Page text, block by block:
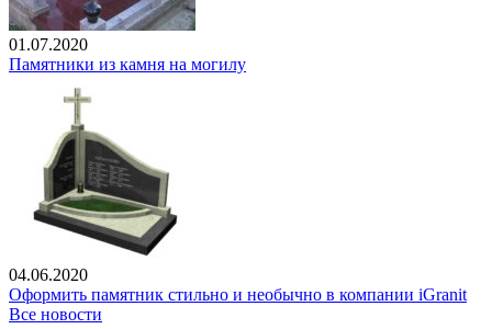
01.07.2020
Памятники из камня на могилу
04.06.2020
Оформить памятник стильно и необычно в компании iGranit
Все новости